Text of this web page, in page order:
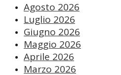
Agosto 2026
Luglio 2026
Giugno 2026
Maggio 2026
Aprile 2026
Marzo 2026